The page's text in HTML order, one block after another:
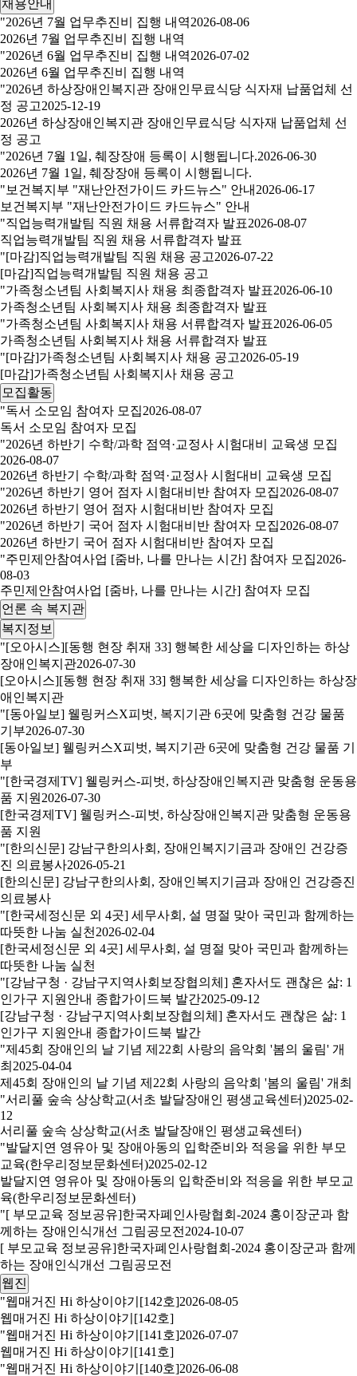
채용안내
"2026년 7월 업무추진비 집행 내역2026-08-06
2026년 7월 업무추진비 집행 내역
"2026년 6월 업무추진비 집행 내역2026-07-02
2026년 6월 업무추진비 집행 내역
"2026년 하상장애인복지관 장애인무료식당 식자재 납품업체 선
정 공고2025-12-19
2026년 하상장애인복지관 장애인무료식당 식자재 납품업체 선
정 공고
"2026년 7월 1일, 췌장장애 등록이 시행됩니다.2026-06-30
2026년 7월 1일, 췌장장애 등록이 시행됩니다.
"보건복지부 "재난안전가이드 카드뉴스" 안내 2026-06-17
보건복지부 "재난안전가이드 카드뉴스" 안내
"직업능력개발팀 직원 채용 서류합격자 발표2026-08-07
직업능력개발팀 직원 채용 서류합격자 발표
"[마감]직업능력개발팀 직원 채용 공고2026-07-22
[마감]직업능력개발팀 직원 채용 공고
"가족청소년팀 사회복지사 채용 최종합격자 발표2026-06-10
가족청소년팀 사회복지사 채용 최종합격자 발표
"가족청소년팀 사회복지사 채용 서류합격자 발표2026-06-05
가족청소년팀 사회복지사 채용 서류합격자 발표
"[마감]가족청소년팀 사회복지사 채용 공고2026-05-19
[마감]가족청소년팀 사회복지사 채용 공고
모집활동
"독서 소모임 참여자 모집2026-08-07
독서 소모임 참여자 모집
"2026년 하반기 수학/과학 점역·교정사 시험대비 교육생 모집
2026-08-07
2026년 하반기 수학/과학 점역·교정사 시험대비 교육생 모집
"2026년 하반기 영어 점자 시험대비반 참여자 모집2026-08-07
2026년 하반기 영어 점자 시험대비반 참여자 모집
"2026년 하반기 국어 점자 시험대비반 참여자 모집2026-08-07
2026년 하반기 국어 점자 시험대비반 참여자 모집
"주민제안참여사업 [줌바, 나를 만나는 시간] 참여자 모집2026-
08-03
주민제안참여사업 [줌바, 나를 만나는 시간] 참여자 모집
언론 속 복지관
복지정보
"[오아시스][동행 현장 취재 33] 행복한 세상을 디자인하는 하상
장애인복지관2026-07-30
[오아시스][동행 현장 취재 33] 행복한 세상을 디자인하는 하상장
애인복지관
"[동아일보] 웰링커스X피벗, 복지기관 6곳에 맞춤형 건강 물품
기부2026-07-30
[동아일보] 웰링커스X피벗, 복지기관 6곳에 맞춤형 건강 물품 기
부
"[한국경제TV] 웰링커스-피벗, 하상장애인복지관 맞춤형 운동용
품 지원 2026-07-30
[한국경제TV] 웰링커스-피벗, 하상장애인복지관 맞춤형 운동용
품 지원
"[한의신문] 강남구한의사회, 장애인복지기금과 장애인 건강증
진 의료봉사2026-05-21
[한의신문] 강남구한의사회, 장애인복지기금과 장애인 건강증진
의료봉사
"[한국세정신문 외 4곳] 세무사회, 설 명절 맞아 국민과 함께하는
따뜻한 나눔 실천 2026-02-04
[한국세정신문 외 4곳] 세무사회, 설 명절 맞아 국민과 함께하는
따뜻한 나눔 실천
"[강남구청 · 강남구지역사회보장협의체] 혼자서도 괜찮은 삶: 1
인가구 지원안내 종합가이드북 발간2025-09-12
[강남구청 · 강남구지역사회보장협의체] 혼자서도 괜찮은 삶: 1
인가구 지원안내 종합가이드북 발간
"제45회 장애인의 날 기념 제22회 사랑의 음악회 '봄의 울림' 개
최 2025-04-04
제45회 장애인의 날 기념 제22회 사랑의 음악회 '봄의 울림' 개최
"서리풀 숲속 상상학교(서초 발달장애인 평생교육센터)2025-02-
12
서리풀 숲속 상상학교(서초 발달장애인 평생교육센터)
"발달지연 영유아 및 장애아동의 입학준비와 적응을 위한 부모
교육(한우리정보문화센터)2025-02-12
발달지연 영유아 및 장애아동의 입학준비와 적응을 위한 부모교
육(한우리정보문화센터)
"[ 부모교육 정보공유]한국자폐인사랑협회-2024 홍이장군과 함
께하는 장애인식개선 그림공모전 2024-10-07
[ 부모교육 정보공유]한국자폐인사랑협회-2024 홍이장군과 함께
하는 장애인식개선 그림공모전
웹진
"웹매거진 Hi 하상이야기[142호]2026-08-05
웹매거진 Hi 하상이야기[142호]
"웹매거진 Hi 하상이야기[141호]2026-07-07
웹매거진 Hi 하상이야기[141호]
"웹매거진 Hi 하상이야기[140호]2026-06-08